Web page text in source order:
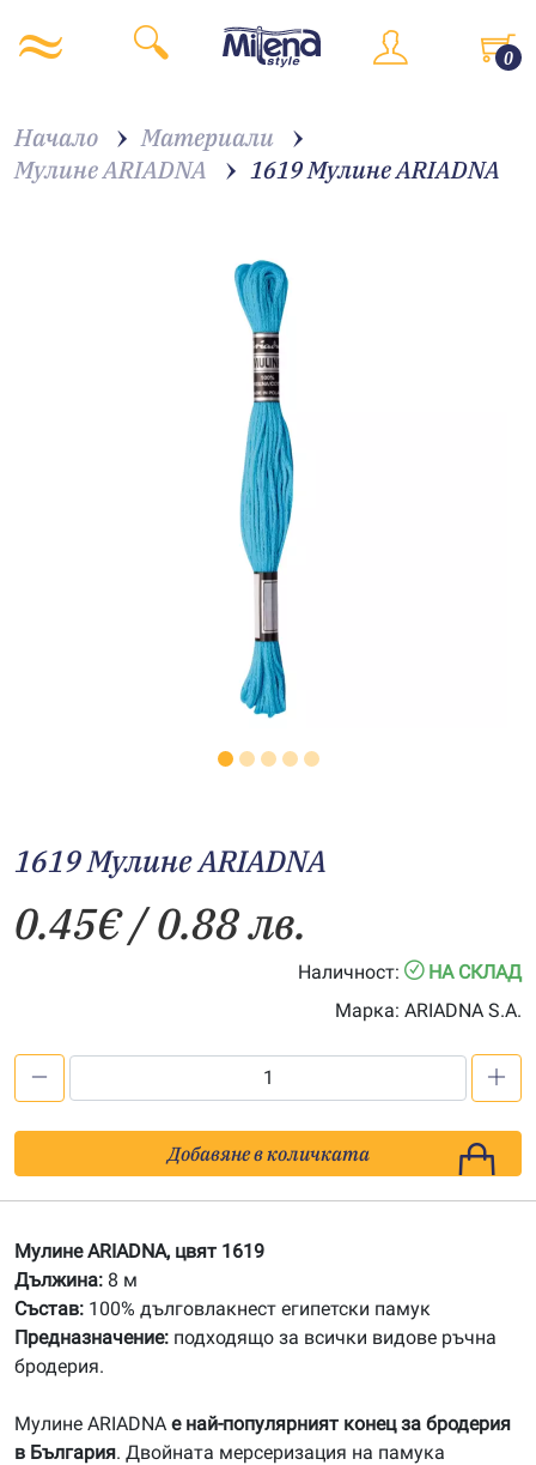
0
Начало
Материали
Мулине ARIADNA
1619 Мулине АRIADNA
1619 Мулине АRIADNA
0.45€/ 0.88 лв.
Наличност:
НА СКЛАД
Марка: ARIADNA S.A.
Мулине
АRIADNA
Добавяне в количката
Мулине ARIADNA, цвят 1619
Дължина: 8 м
Състав: 100% дълговлакнест египетски памук
Предназначение: подходящо за всички видове ръчна
бродерия.
Мулине ARIADNA е най-популярният конец за бродерия
в България. Двойната мерсеризация на памука